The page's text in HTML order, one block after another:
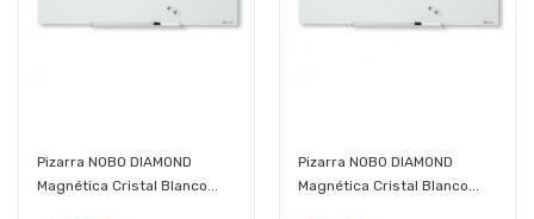
Pizarra NOBO DIAMOND
Magnética Cristal Blanco...
Pizarra NOBO DIAMOND
Magnética Cristal Blanco...